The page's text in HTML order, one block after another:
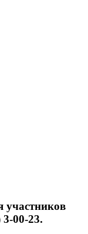
участников
00-23.